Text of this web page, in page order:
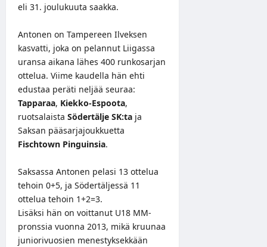
eli 31. joulukuuta saakka.
Antonen on Tampereen Ilveksen
kasvatti, joka on pelannut Liigassa
uransa aikana lähes 400 runkosarjan
ottelua. Viime kaudella hän ehti
edustaa peräti neljää seuraa:
Tapparaa, Kiekko-Espoota,
ruotsalaista Södertälje SK:ta ja
Saksan pääsarjajoukkuetta
Fischtown Pinguinsia.
Saksassa Antonen pelasi 13 ottelua
tehoin 0+5, ja Södertäljessä 11
ottelua tehoin 1+2=3.
Lisäksi hän on voittanut U18 MM-
pronssia vuonna 2013, mikä kruunaa
juniorivuosien menestyksekkään